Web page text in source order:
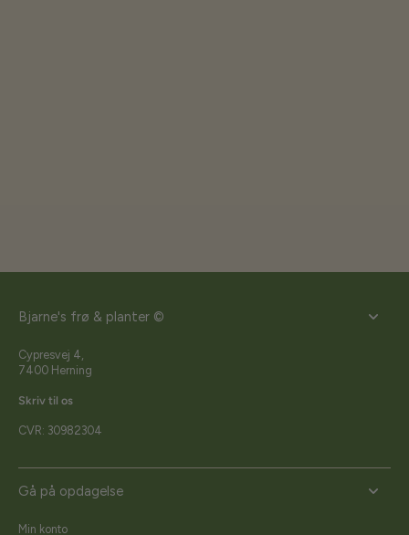
Bjarne's frø & planter ©
Cypresvej 4,
7400 Herning
Skriv til os
CVR: 30982304
Gå på opdagelse
Min konto